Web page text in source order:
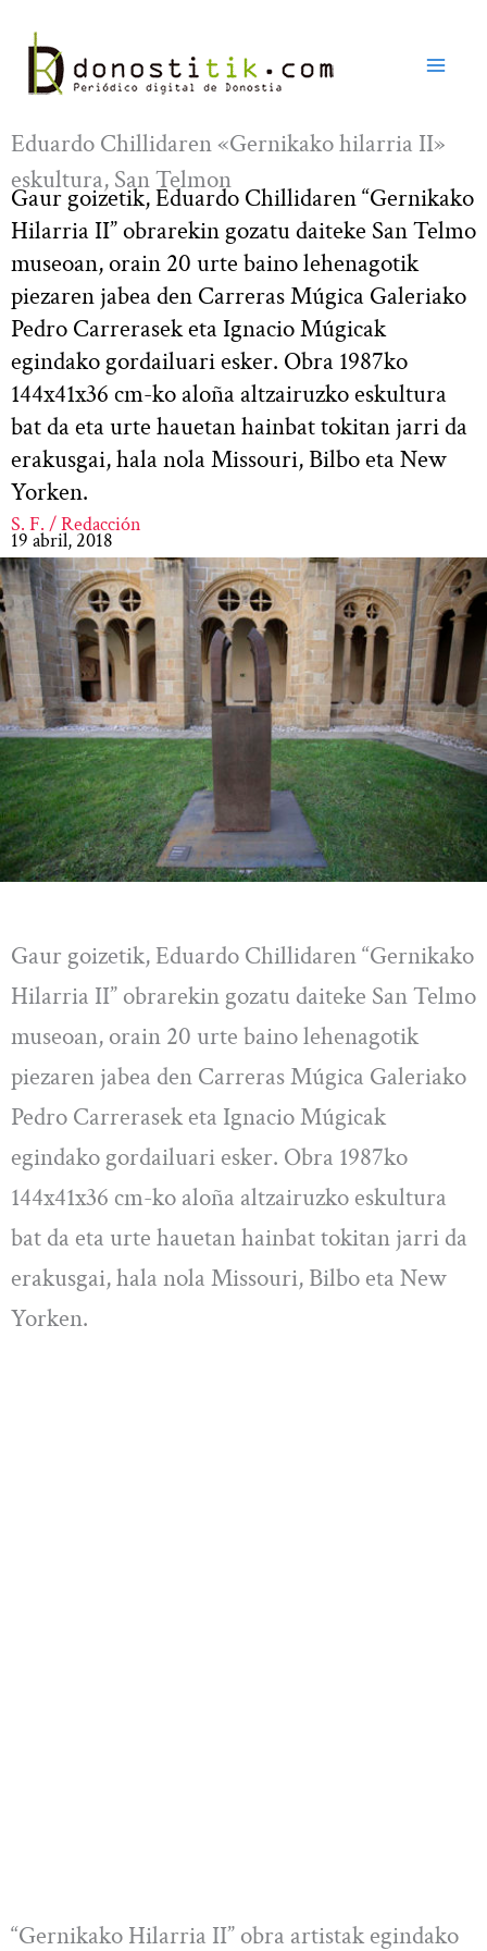
contenido
Eduardo Chillidaren «Gernikako hilarria II»
eskultura, San Telmon
Gaur goizetik, Eduardo Chillidaren “Gernikako
Hilarria II” obrarekin gozatu daiteke San Telmo
museoan, orain 20 urte baino lehenagotik
piezaren jabea den Carreras Múgica Galeriako
Pedro Carrerasek eta Ignacio Múgicak
egindako gordailuari esker. Obra 1987ko
144x41x36 cm-ko aloña altzairuzko eskultura
bat da eta urte hauetan hainbat tokitan jarri da
erakusgai, hala nola Missouri, Bilbo eta New
Yorken.
S. F. / Redacción
19 abril, 2018
Gaur goizetik, Eduardo Chillidaren “Gernikako
Hilarria II” obrarekin gozatu daiteke San Telmo
museoan, orain 20 urte baino lehenagotik
piezaren jabea den Carreras Múgica Galeriako
Pedro Carrerasek eta Ignacio Múgicak
egindako gordailuari esker. Obra 1987ko
144x41x36 cm-ko aloña altzairuzko eskultura
bat da eta urte hauetan hainbat tokitan jarri da
erakusgai, hala nola Missouri, Bilbo eta New
Yorken.
“Gernikako Hilarria II” obra artistak egindako